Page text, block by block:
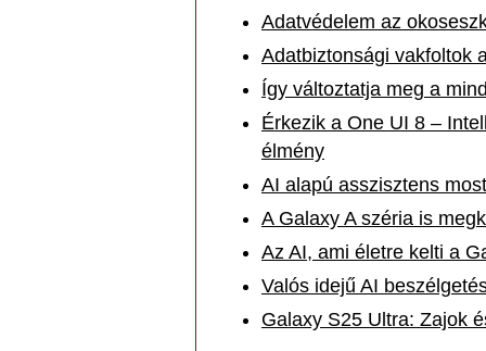
Adatvédelem az
Adatbiztonsági vakfoltok
Így változtatja meg a
Érkezik a One UI 8 –
élmény
AI alapú asszisztens
A Galaxy A széria is
Az AI, ami életre kelti a
Valós idejű AI
Galaxy S25 Ultra: Zajok